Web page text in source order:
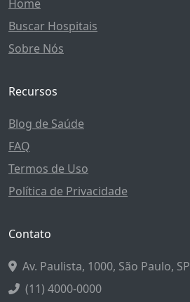
Home
Buscar Hospitais
Sobre Nós
Recursos
Blog de Saúde
FAQ
Termos de Uso
Política de Privacidade
Contato
Av. Paulista, 1000, São Paulo, SP
(11) 4000-0000